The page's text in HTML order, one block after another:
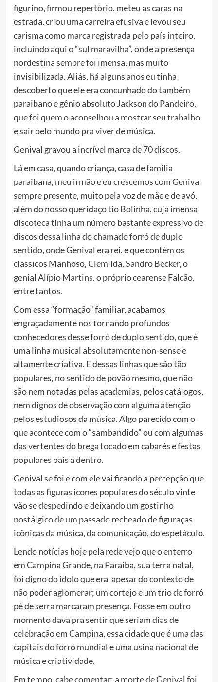
figurino, firmou repertório, meteu as caras na
estrada, criou uma carreira efusiva e levou seu
carisma como marca registrada pelo país inteiro,
incluindo aqui o “sul maravilha”, onde a presença
nordestina sempre foi imensa, mas muito
invisibilizada. Aliás, há alguns anos eu tinha
descoberto que ele era concunhado do também
paraibano e gênio absoluto Jackson do Pandeiro,
que foi quem o aconselhou a mostrar seu trabalho
e sair pelo mundo pra viver de música.
Genival gravou a incrível marca de 70 discos.
Lá em casa, quando criança, casa de família
paraibana, meu irmão e eu crescemos com Genival
sempre presente, muito pela voz de mãe e de avó,
além do nosso queridaço tio Bolinha, cuja imensa
discoteca tinha um número bastante expressivo de
discos dessa linha do chamado forró de duplo
sentido, onde Genival era rei, e que contém os
clássicos Manhoso, Clemilda, Sandro Becker, o
genial Alípio Martins, o próprio cearense Falcão,
entre tantos.
Com essa “formação” familiar, acabamos
engraçadamente nos tornando profundos
conhecedores desse forró de duplo sentido, que é
uma linha musical absolutamente non-sense e
altamente criativa. E dessas linhas que são tão
populares, no sentido de povão mesmo, que não
são nem notadas pelas academias, pelos catálogos,
nem dignos de observação com alguma atenção
pelos estudiosos da música. Algo parecido com o
que acontece com o “sambandido” ou com algumas
das vertentes do brega tocado em cabarés e festas
populares país a dentro.
Genival se foi e com ele vai ficando a percepção que
todas as figuras ícones populares do século vinte
vão se despedindo e deixando um gostinho
nostálgico de um passado recheado de figuraças
icônicas da música, da comunicação, do espetáculo.
Lendo notícias hoje pela rede vejo que o enterro
em Campina Grande, na Paraíba, sua terra natal,
foi digno do ídolo que era, apesar do contexto de
não poder aglomerar; um cortejo e um trio de forró
pé de serra marcaram presença. Fosse em outro
momento dava pra sentir que seriam dias de
celebração em Campina, essa cidade que é uma das
capitais do forró mundial e uma usina nacional de
música e criatividade.
Em tempo, cabe comentar: a morte de Genival foi